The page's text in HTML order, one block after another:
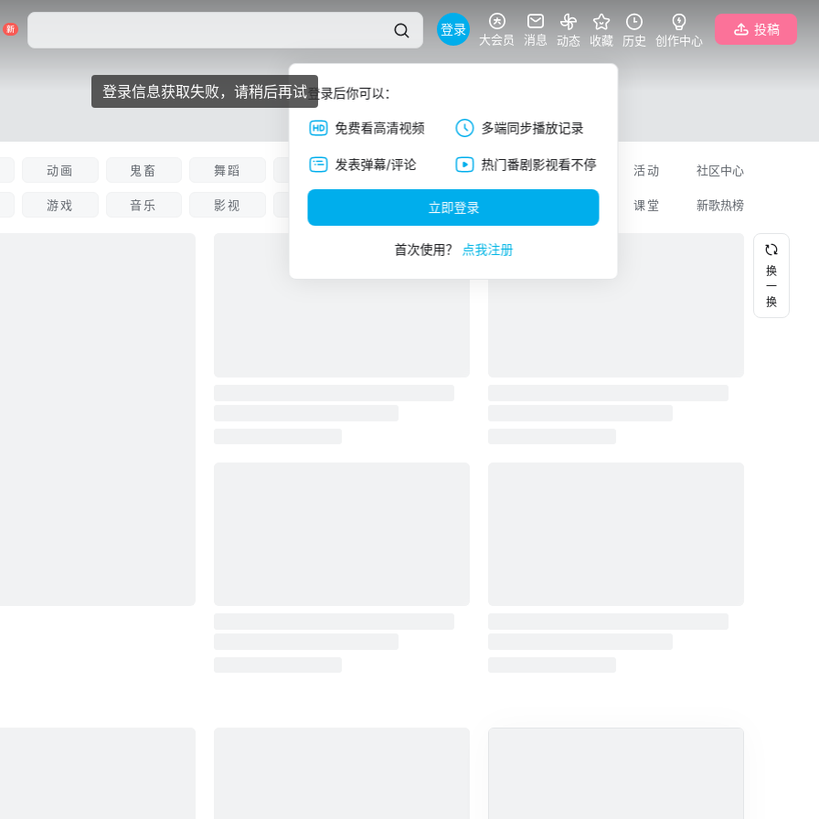
登录
登录后你可以：
免费看高清视频 多端同步播放记录
发表弹幕/评论 热门番剧影视看不停
立即登录
首次使用？ 点我注册
大会员 消息 动态 收藏 历史 创作中心
投稿
动画
游戏
鬼畜
音乐
舞蹈
影视
娱乐 科技 美食
更多
专栏 活动
课堂
社区中心
新歌热榜
换
一
换
登录信息获取失败，请稍后再试